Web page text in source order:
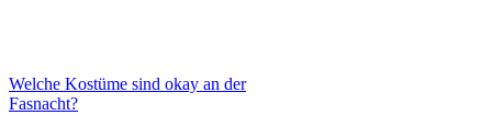
Welche Kostüme sind okay an der
Fasnacht?